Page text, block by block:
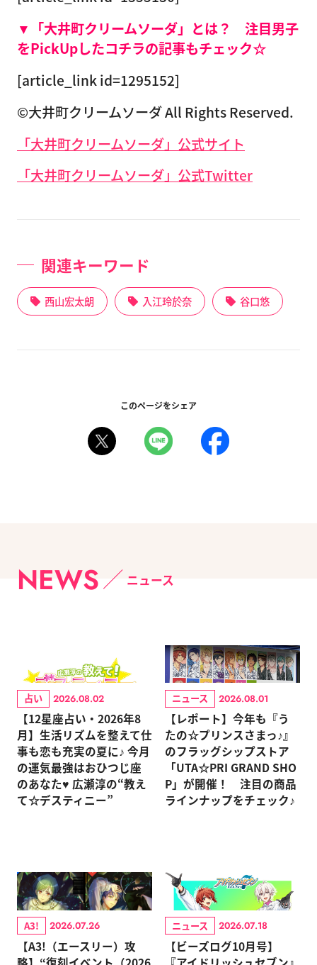
▼「大井町クリームソーダ」とは？ 注目男子
をPickUpしたコチラの記事もチェック☆
[article_link id=1295152]
©大井町クリームソーダ All Rights Reserved.
「大井町クリームソーダ」公式サイト
「大井町クリームソーダ」公式Twitter
関連キーワード
西山宏太朗 入江玲於奈 谷口悠
このページをシェア
NEWS ニュース
占い 2026.08.02
【12星座占い・2026年8
月】生活リズムを整えて仕
事も恋も充実の夏に♪ 今月
の運気最強はおひつじ座
のあなた♥ 広瀬淳の“教え
て☆デスティニー”
ニュース 2026.08.01
【レポート】今年も『う
たの☆プリンスさまっ♪』
のフラッグシップストア
「UTA☆PRI GRAND SHO
P」が開催！ 注目の商品
ラインナップをチェック♪
A3! 2026.07.26
【A3!（エースリー）攻
ニュース 2026.07.18
【ビーズログ10月号】